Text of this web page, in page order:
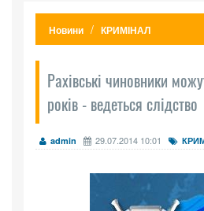
Новини КРИМІНАЛ
Рахівські чиновники
років - ведеться слідство
admin 29.07.2014 10:01